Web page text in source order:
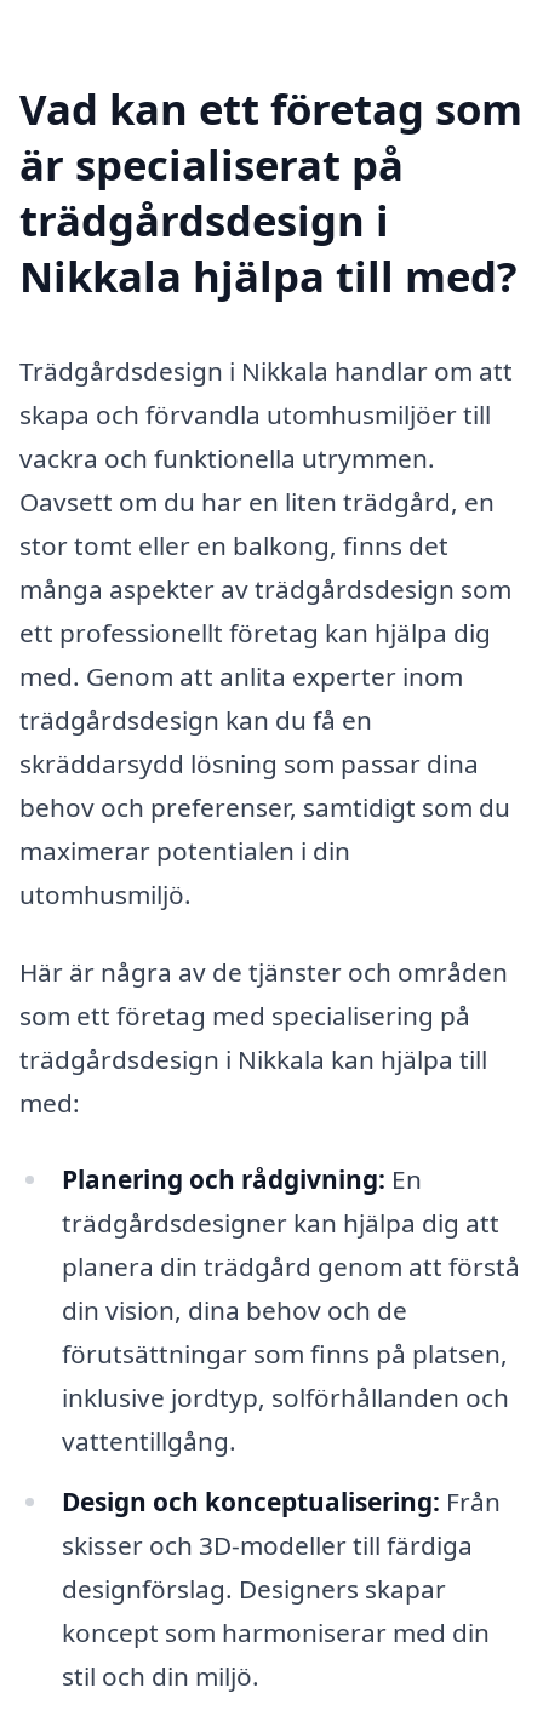
Vad kan ett företag som
är specialiserat på
trädgårdsdesign i
Nikkala hjälpa till med?
Trädgårdsdesign i Nikkala handlar om att
skapa och förvandla utomhusmiljöer till
vackra och funktionella utrymmen.
Oavsett om du har en liten trädgård, en
stor tomt eller en balkong, finns det
många aspekter av trädgårdsdesign som
ett professionellt företag kan hjälpa dig
med. Genom att anlita experter inom
trädgårdsdesign kan du få en
skräddarsydd lösning som passar dina
behov och preferenser, samtidigt som du
maximerar potentialen i din
utomhusmiljö.
Här är några av de tjänster och områden
som ett företag med specialisering på
trädgårdsdesign i Nikkala kan hjälpa till
med:
Planering och rådgivning: En
trädgårdsdesigner kan hjälpa dig att
planera din trädgård genom att förstå
din vision, dina behov och de
förutsättningar som finns på platsen,
inklusive jordtyp, solförhållanden och
vattentillgång.
Design och konceptualisering: Från
skisser och 3D-modeller till färdiga
designförslag. Designers skapar
koncept som harmoniserar med din
stil och din miljö.